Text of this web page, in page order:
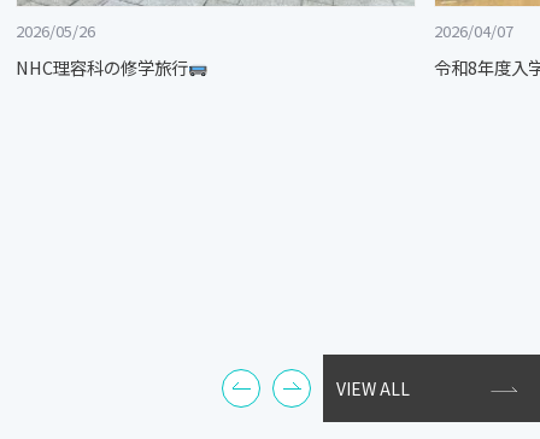
2026/05/26
NHC理容科の修学旅行
2026/04/07
令和8年度入
VIEW ALL